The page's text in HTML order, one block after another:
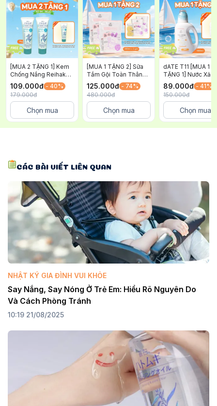
[MUA 2 TẶNG 1] Kem
Chống Nắng Reihaku
Hatomugi Nâng Tông
và Dưỡng Ẩm Cho Da
SPF 50+ PA++++ Xanh
70g
109.000đ - 40%
179.000đ
Chọn mua
[MUA 1 TẶNG 2] Sữa
Tắm Gội Toàn Thân
Cho Bé Awapiyo
SmartAngel Dịu Nhẹ
Lành Tính Hương Hoa
450ml x 2 gói
125.000đ - 74%
480.000đ
Chọn mua
dATE T11 [MUA 1
TẶNG 1] Nước Xả
Quần Áo Trẻ Em
SmartAngel Dịu
An Toàn và Lành
Cho Bé Chai 1 Lít
89.000đ - 41%
150.000đ
Chọn mua
CÁC BÀI VIẾT LIÊN QUAN
NHẬT KÝ GIA ĐÌNH VUI KHỎE
Say Nắng, Say Nóng Ở Trẻ Em: Hiểu Rõ Nguyên Do
Và Cách Phòng Tránh
10:19 21/08/2025